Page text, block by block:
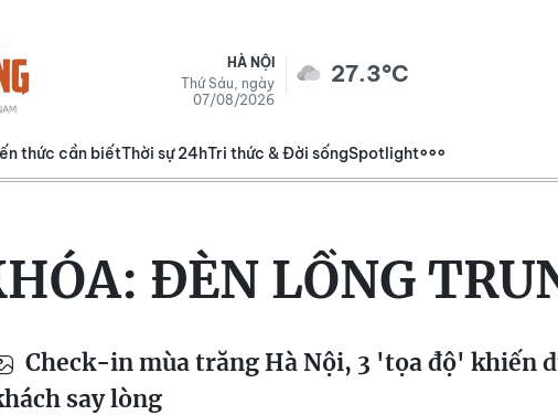
HÀ NỘI
Thứ Sáu, ngày
07/08/2026
27.3°C
thức cần biếtThời sự 24hTri thức & Đời sốngSpotlight
ĐÈN LỒNG
Check-in mùa trăng Hà Nội, 3 'tọa độ' khiến
say lòng